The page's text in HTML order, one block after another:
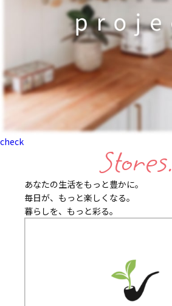
check
Stores.
あなたの生活をもっと豊かに。
毎日が、もっと楽しくなる。
暮らしを、もっと彩る。